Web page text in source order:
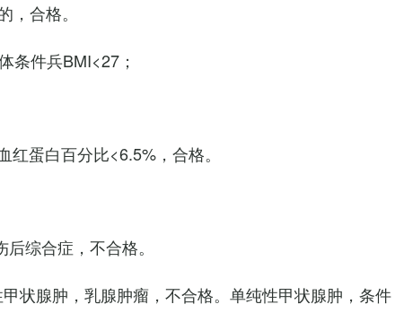
合格。
条件兵BMI<27；
蛋白百分比<6.5%，合格。
综合症，不合格。
状腺肿，乳腺肿瘤，不合格。单纯性甲状腺肿，条件